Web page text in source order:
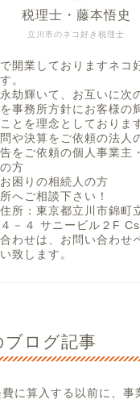
立川市のネコ好き税理士
税理士・藤本悟史
開業しておりますネコ
。
永劫輝いて、お互いに次
事務所方針にお客様の
とを理念としておりま
や決算をご依頼の法人
をご依頼の個人事業主
方
困りの相続人の方
へご相談下さい！
所：東京都立川市錦町
－４ サニービル２F
わせは、お問い合わせ
致します。
ブログ記事
費に算入する以前に、事